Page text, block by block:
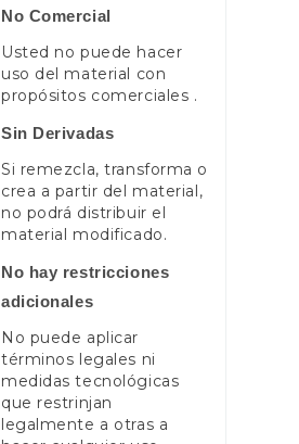
No Comercial
Usted no puede hacer
uso del material con
propósitos comerciales .
Sin Derivadas
Si remezcla, transforma o
crea a partir del material,
no podrá distribuir el
material modificado.
No hay restricciones
adicionales
No puede aplicar
términos legales ni
medidas tecnológicas
que restrinjan
legalmente a otras a